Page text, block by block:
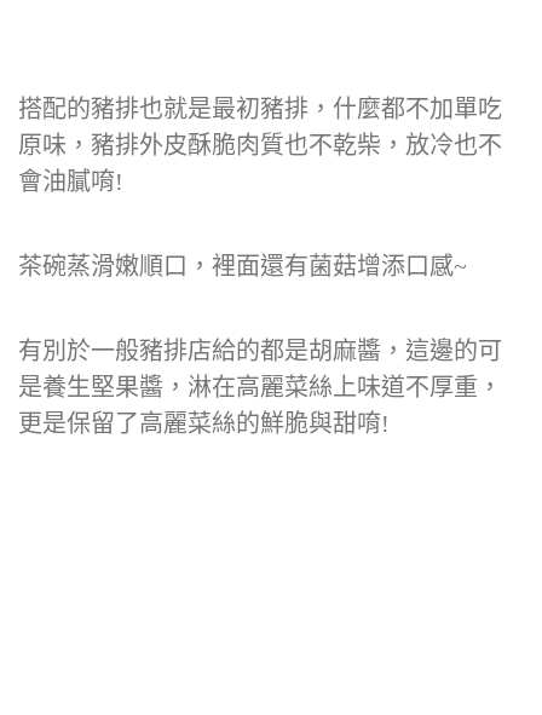
搭配的豬排也就是最初豬排，什麼都不加單吃
原味，豬排外皮酥脆肉質也不乾柴，放冷也不
會油膩唷!
茶碗蒸滑嫩順口，裡面還有菌菇增添口感~
有別於一般豬排店給的都是胡麻醬，這邊的可
是養生堅果醬，淋在高麗菜絲上味道不厚重，
更是保留了高麗菜絲的鮮脆與甜唷!